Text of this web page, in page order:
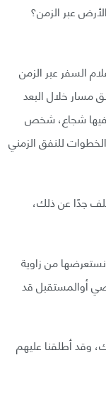
عبر الزمن؟
السفر عبر الزمن
مسار خلال البعد
فيها شجاع، شخص
للنفق الزمني
جدًا عن ذلك،
نستعرضها من زاوية
أوالمستقبل قد
وقد أطلقنا عليهم